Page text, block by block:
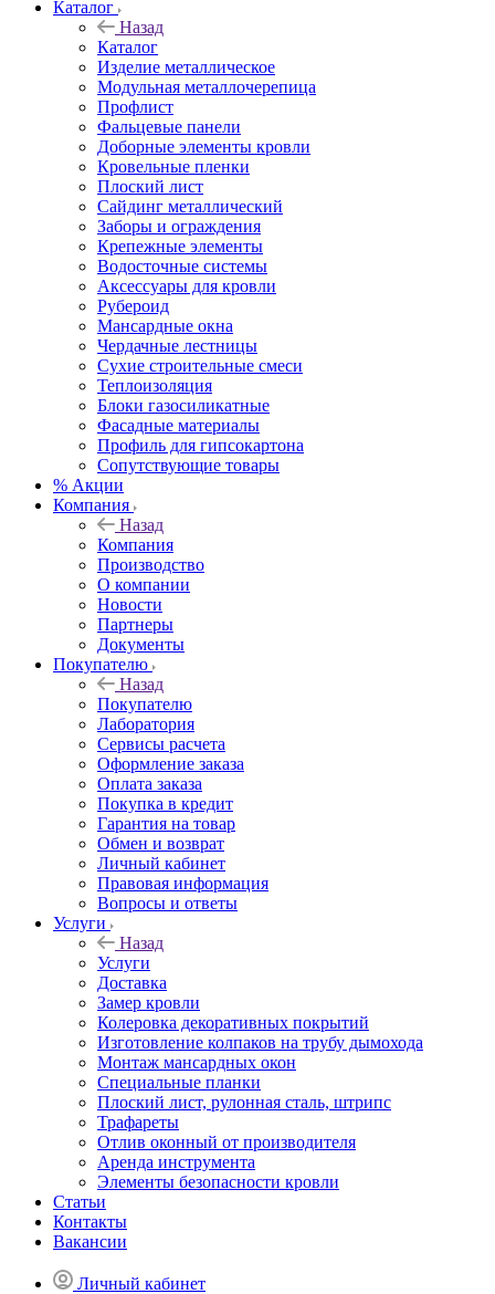
Каталог
Назад
Каталог
Изделие металлическое
Модульная металлочерепица
Профлист
Фальцевые панели
Доборные элементы кровли
Кровельные пленки
Плоский лист
Сайдинг металлический
Заборы и ограждения
Крепежные элементы
Водосточные системы
Аксессуары для кровли
Рубероид
Мансардные окна
Чердачные лестницы
Сухие строительные смеси
Теплоизоляция
Блоки газосиликатные
Фасадные материалы
Профиль для гипсокартона
Сопутствующие товары
% Акции
Компания
Назад
Компания
Производство
О компании
Новости
Партнеры
Документы
Покупателю
Назад
Покупателю
Лаборатория
Сервисы расчета
Оформление заказа
Оплата заказа
Покупка в кредит
Гарантия на товар
Обмен и возврат
Личный кабинет
Правовая информация
Вопросы и ответы
Услуги
Назад
Услуги
Доставка
Замер кровли
Колеровка декоративных покрытий
Изготовление колпаков на трубу дымохода
Монтаж мансардных окон
Специальные планки
Плоский лист, рулонная сталь, штрипс
Трафареты
Отлив оконный от производителя
Аренда инструмента
Элементы безопасности кровли
Статьи
Контакты
Вакансии
Личный кабинет